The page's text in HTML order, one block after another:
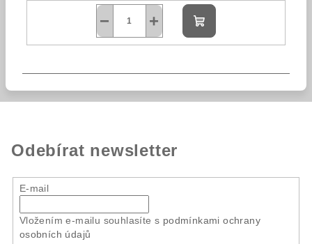
+
−
Do
košíku
Odebírat newsletter
E-mail
Vložením e-mailu souhlasíte s podmínkami ochrany
osobních údajů